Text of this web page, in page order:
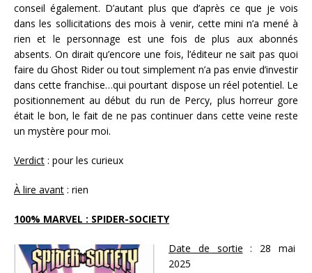
conseil également. D’autant plus que d’après ce que je vois
dans les sollicitations des mois à venir, cette mini n’a mené à
rien et le personnage est une fois de plus aux abonnés
absents. On dirait qu’encore une fois, l’éditeur ne sait pas quoi
faire du Ghost Rider ou tout simplement n’a pas envie d’investir
dans cette franchise…qui pourtant dispose un réel potentiel. Le
positionnement au début du run de Percy, plus horreur gore
était le bon, le fait de ne pas continuer dans cette veine reste
un mystère pour moi.
Verdict : pour les curieux
À lire avant : rien
100% MARVEL : SPIDER-SOCIETY
Date de sortie : 28 mai
2025